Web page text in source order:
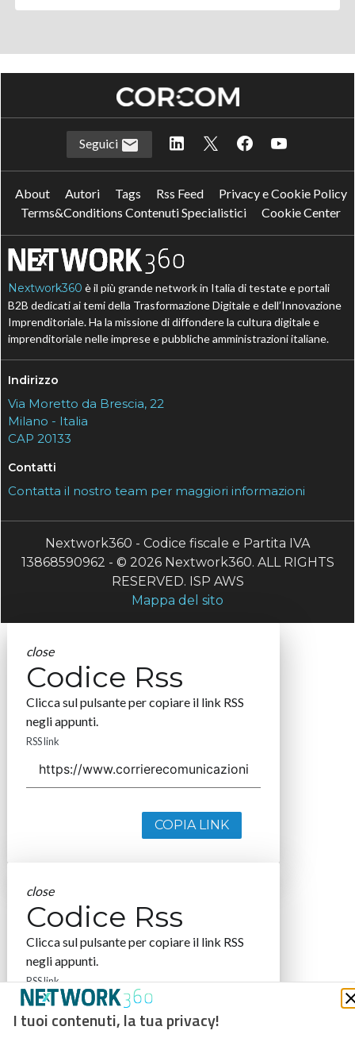
I tuoi contenuti, la tua privacy!
Seguici
About Autori Tags Rss Feed
Privacy e Cookie Policy
Terms&Conditions Contenuti Specialistici
Cookie Center
Nextwork360 è il più grande network in Italia di testate e portali
B2B dedicati ai temi della Trasformazione Digitale e dell’Innovazione
Imprenditoriale. Ha la missione di diffondere la cultura digitale e
imprenditoriale nelle imprese e pubbliche amministrazioni italiane.
Indirizzo
Via Moretto da Brescia, 22
Milano - Italia
CAP 20133
Contatti
Contatta il nostro team per maggiori informazioni
Nextwork360 - Codice fiscale e Partita IVA
13868590962 - © 2026 Nextwork360. ALL RIGHTS
RESERVED. ISP AWS
Mappa del sito
close
Codice Rss
Clicca sul pulsante per copiare il link RSS
negli appunti.
RSS link
COPIA LINK
close
Codice Rss
Clicca sul pulsante per copiare il link RSS
negli appunti.
RSS link